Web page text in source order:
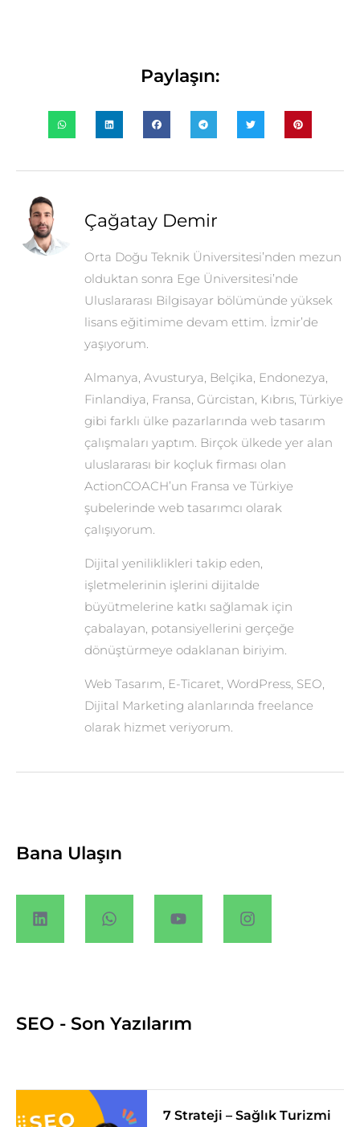
Paylaşın:
Çağatay Demir
Orta Doğu Teknik Üniversitesi’nden mezun
olduktan sonra Ege Üniversitesi’nde
Uluslararası Bilgisayar bölümünde yüksek
lisans eğitimime devam ettim. İzmir’de
yaşıyorum.
Almanya, Avusturya, Belçika, Endonezya,
Finlandiya, Fransa, Gürcistan, Kıbrıs, Türkiye
gibi farklı ülke pazarlarında web tasarım
çalışmaları yaptım. Birçok ülkede yer alan
uluslararası bir koçluk firması olan
ActionCOACH’un Fransa ve Türkiye
şubelerinde web tasarımcı olarak
çalışıyorum.
Dijital yeniliklikleri takip eden,
işletmelerinin işlerini dijitalde
büyütmelerine katkı sağlamak için
çabalayan, potansiyellerini gerçeğe
dönüştürmeye odaklanan biriyim.
Web Tasarım, E-Ticaret, WordPress, SEO,
Dijital Marketing alanlarında freelance
olarak hizmet veriyorum.
Bana Ulaşın
SEO - Son Yazılarım
7 Strateji – Sağlık Turizmi